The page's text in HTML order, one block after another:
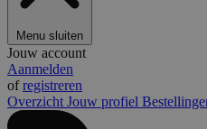
Menu sluiten
Jouw account
Aanmelden
ofregistreren
Overzicht Jouw profiel